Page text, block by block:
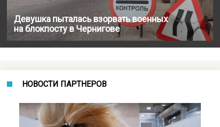
Девушка пыталась взорвать военных
на блокпосту в Чернигове
НОВОСТИ ПАРТНЕРОВ